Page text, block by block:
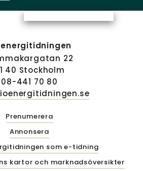
22
40 Stockholm
08-441 70 80
Prenumerera
Annonsera
som e-tidning
kartor och marknadsöversikter